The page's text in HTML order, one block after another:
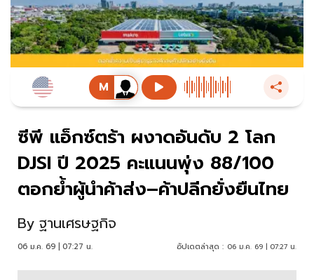
ซีพี แอ็กซ์ตร้า ผงาดอันดับ 2 โลก
DJSI ปี 2025 คะแนนพุ่ง 88/100
ตอกย้ำผู้นำค้าส่ง–ค้าปลีกยั่งยืนไทย
By ฐานเศรษฐกิจ
06 ม.ค. 69 | 07:27 น. อัปเดตล่าสุด : 06 ม.ค. 69 | 07:27 น.